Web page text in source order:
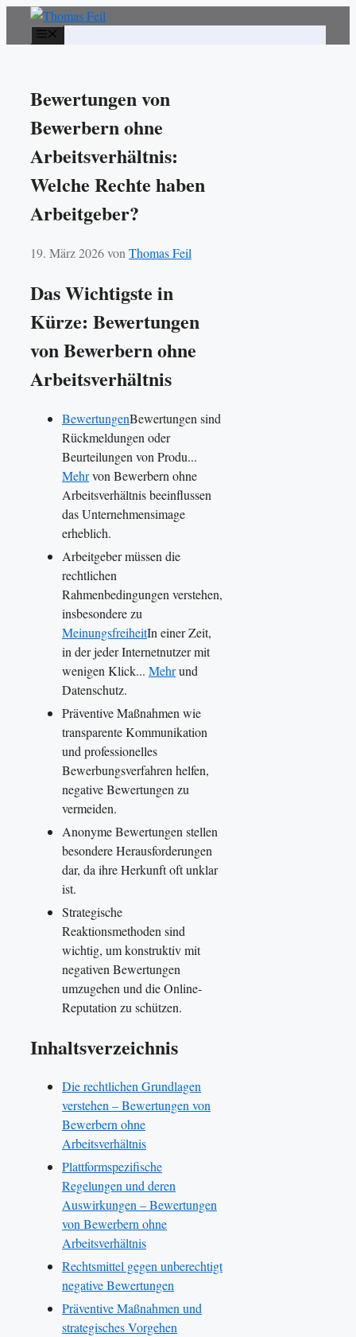
Bewertungen von
Bewerbern ohne
Arbeitsverhältnis:
Welche Rechte haben
Arbeitgeber?
19. März 2026von Thomas Feil
Das Wichtigste in
Kürze: Bewertungen
von Bewerbern ohne
Arbeitsverhältnis
BewertungenBewertungen sind
Rückmeldungen oder
Beurteilungen von Produ...
Mehrvon Bewerbern ohne
Arbeitsverhältnis beeinflussen
das Unternehmensimage
erheblich.
Arbeitgeber müssen die
rechtlichen
Rahmenbedingungen verstehen,
insbesondere zu
MeinungsfreiheitIn einer Zeit,
in der jeder Internetnutzer mit
wenigen Klick... Mehrund
Datenschutz.
Präventive Maßnahmen wie
transparente Kommunikation
und professionelles
Bewerbungsverfahren helfen,
negative Bewertungen zu
vermeiden.
Anonyme Bewertungen stellen
besondere Herausforderungen
dar, da ihre Herkunft oft unklar
ist.
Strategische
Reaktionsmethoden sind
wichtig, um konstruktiv mit
negativen Bewertungen
umzugehen und die Online-
Reputation zu schützen.
Inhaltsverzeichnis
Die rechtlichen Grundlagen
verstehen – Bewertungen von
Bewerbern ohne
Arbeitsverhältnis
Plattformspezifische
Regelungen und deren
Auswirkungen – Bewertungen
von Bewerbern ohne
Arbeitsverhältnis
Rechtsmittel gegen unberechtigt
negative Bewertungen
Präventive Maßnahmen und
strategisches Vorgehen